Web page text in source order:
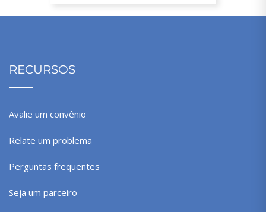
RECURSOS
Avalie um convênio
Relate um problema
Perguntas frequentes
Seja um parceiro